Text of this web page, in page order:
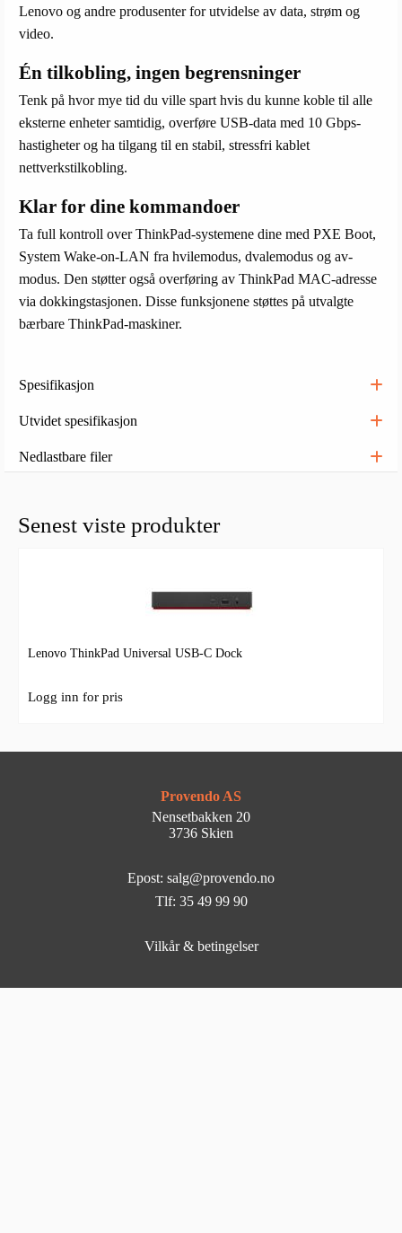
Lenovo og andre produsenter for utvidelse av data, strøm og
video.
Én tilkobling, ingen begrensninger
Tenk på hvor mye tid du ville spart hvis du kunne koble til alle
eksterne enheter samtidig, overføre USB-data med 10 Gbps-
hastigheter og ha tilgang til en stabil, stressfri kablet
nettverkstilkobling.
Klar for dine kommandoer
Ta full kontroll over ThinkPad-systemene dine med PXE Boot,
System Wake-on-LAN fra hvilemodus, dvalemodus og av-
modus. Den støtter også overføring av ThinkPad MAC-adresse
via dokkingstasjonen. Disse funksjonene støttes på utvalgte
bærbare ThinkPad-maskiner.
Spesifikasjon
Utvidet spesifikasjon
Nedlastbare filer
Senest viste produkter
Lenovo ThinkPad Universal USB-C Dock
Logg inn for pris
Provendo AS
Nensetbakken 20
3736 Skien
Epost: salg@provendo.no
Tlf: 35 49 99 90
Vilkår & betingelser